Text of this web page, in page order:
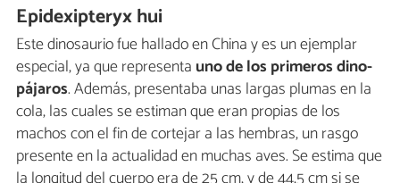
Epidexipteryx hui
Este dinosaurio fue hallado en China y es un ejemplar
especial, ya que representa uno de los primeros dino-
pájaros. Además, presentaba unas largas plumas en la
cola, las cuales se estiman que eran propias de los
machos con el fin de cortejar a las hembras, un rasgo
presente en la actualidad en muchas aves. Se estima que